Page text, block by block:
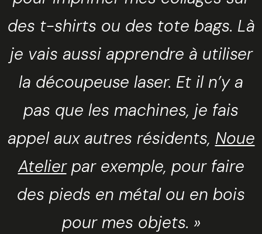
des t-shirts ou des tote bags. Là
je vais aussi apprendre à utiliser
la découpeuse laser. Et il n’y a
pas que les machines, je fais
appel aux autres résidents, Noue
Atelierpar exemple, pour faire
des pieds en métal ou en bois
pour mes objets. »
Valider